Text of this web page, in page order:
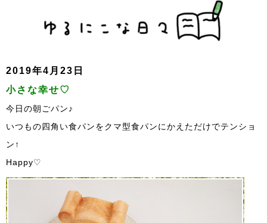
2019年4月23日
小さな幸せ♡
今日の朝ごパン♪
いつもの四角い食パンをクマ型食パンにかえただけでテンショ
ン↑
Happy♡